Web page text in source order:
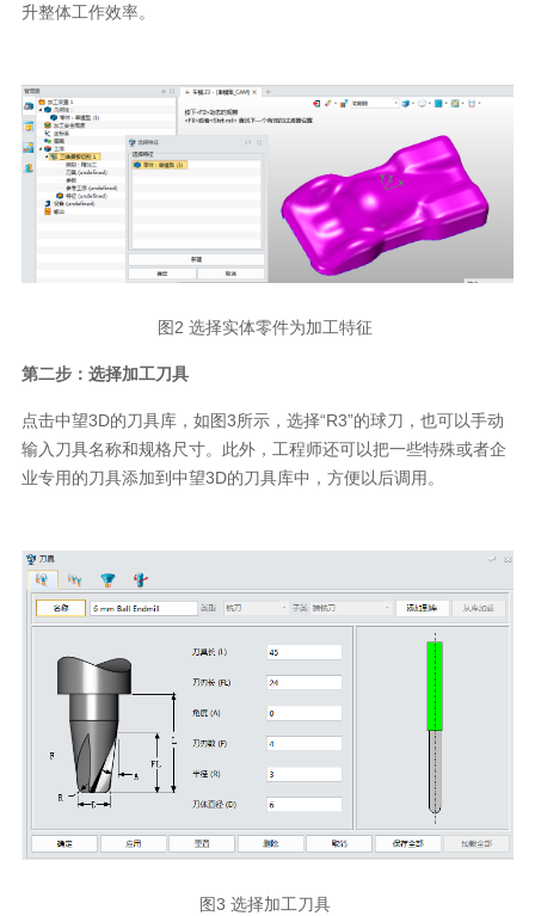
升整体工作效率。
图2 选择实体零件为加工特征
第二步：选择加工刀具
点击中望3D的刀具库，如图3所示，选择“R3”的球刀，也可以手动
输入刀具名称和规格尺寸。此外，工程师还可以把一些特殊或者企
业专用的刀具添加到中望3D的刀具库中，方便以后调用。
图3 选择加工刀具